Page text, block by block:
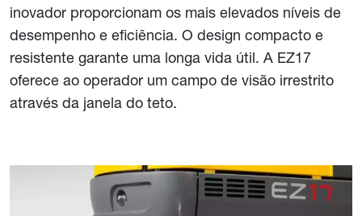
inovador proporcionam os mais elevados níveis de
desempenho e eficiência. O design compacto e
resistente garante uma longa vida útil. A EZ17
oferece ao operador um campo de visão irrestrito
através da janela do teto.